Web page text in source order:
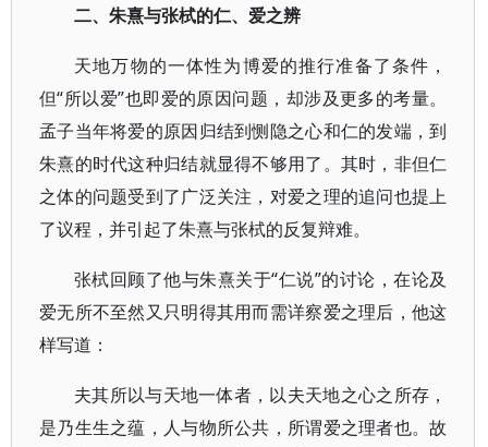
二、朱熹与张栻的仁、爱之辨
天地万物的一体性为博爱的推行准备了条件，
但“所以爱”也即爱的原因问题，却涉及更多的考量。
孟子当年将爱的原因归结到恻隐之心和仁的发端，到
朱熹的时代这种归结就显得不够用了。其时，非但仁
之体的问题受到了广泛关注，对爱之理的追问也提上
了议程，并引起了朱熹与张栻的反复辩难。
张栻回顾了他与朱熹关于“仁说”的讨论，在论及
爱无所不至然又只明得其用而需详察爱之理后，他这
样写道：
夫其所以与天地一体者，以夫天地之心之所存，
是乃生生之蕴，人与物所公共，所谓爱之理者也。故